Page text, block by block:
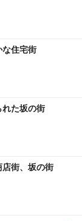
。
な住宅街
れた坂の街
店街、坂の街